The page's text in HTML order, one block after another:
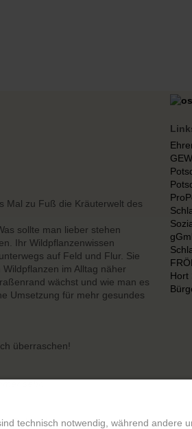
Mal zu Fuß die Kräuterwelt des
sollte man lieber stehen
Ihr Wildpflanzenwissen
auf Feld und Flur. Sie
im Alltag näher
wächst und wie man es
Umsetzung für mehr gesundes
überraschen!
sehr.
Robert Lucas unter
Hort
technisch notwendig, während andere